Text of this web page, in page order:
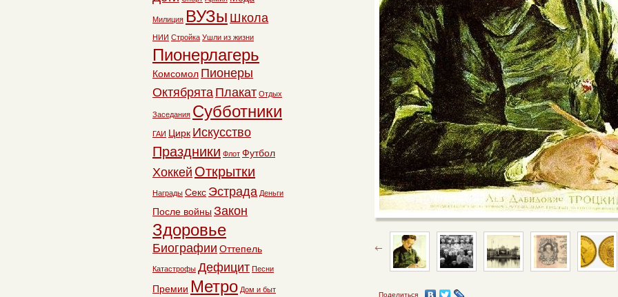
Поделиться
Милиция ВУЗы Школа
НИИ Стройка Ушли из жизни
Пионерлагерь
Комсомол Пионеры
Октябрята Плакат Отдых
Заседания Субботники
ГАИ Цирк Искусство
Праздники Флот Футбол
Хоккей Открытки
Награды Секс Эстрада Деньги
После войны Закон
Здоровье
Биографии Оттепель
Катастрофы Дефицит Песни
Премии Метро Дом и быт